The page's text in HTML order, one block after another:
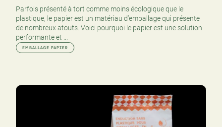
Parfois présenté à tort comme moins écologique que le
plastique, le papier est un matériau d’emballage qui présente
de nombreux atouts. Voici pourquoi le papier est une solution
performante et ...
EMBALLAGE PAPIER